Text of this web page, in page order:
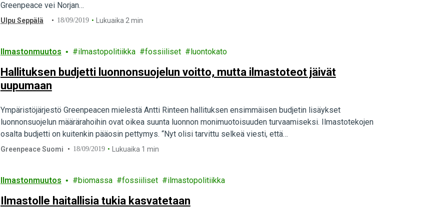
Greenpeace vei Norjan…
Ulpu Seppälä 18/09/2019 Lukuaika 2 min
Ilmastonmuutos ilmastopolitiikka fossiiliset luontokato
Hallituksen budjetti luonnonsuojelun voitto, mutta ilmastoteot jäivät
uupumaan
Ympäristöjärjestö Greenpeacen mielestä Antti Rinteen hallituksen ensimmäisen budjetin lisäykset
luonnonsuojelun määrärahoihin ovat oikea suunta luonnon monimuotoisuuden turvaamiseksi. Ilmastotekojen
osalta budjetti on kuitenkin pääosin pettymys. “Nyt olisi tarvittu selkeä viesti, että…
Greenpeace Suomi 18/09/2019 Lukuaika 1 min
Ilmastonmuutos biomassa fossiiliset ilmastopolitiikka
Ilmastolle haitallisia tukia kasvatetaan